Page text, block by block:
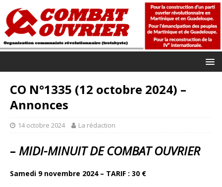
CO N°1335 (12 octobre 2024) –
Annonces
14 octobre 2024 La rédaction
– MIDI-MINUIT DE COMBAT OUVRIER
Samedi 9 novembre 2024 – TARIF : 30 €